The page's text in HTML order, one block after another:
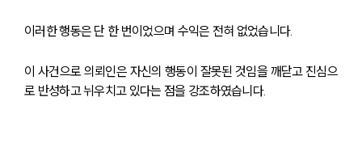
이러한 행동은 단 한 번이었으며 수익은 전혀 없었습니다.
이 사건으로 의뢰인은 자신의 행동이 잘못된 것임을 깨닫고 진심으
로 반성하고 뉘우치고 있다는 점을 강조하였습니다.